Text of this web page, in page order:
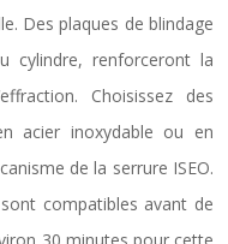
Des plaques de blindage
cylindre, renforceront la
Choisissez des
acier inoxydable ou en
de la serrure ISEO.
compatibles avant de